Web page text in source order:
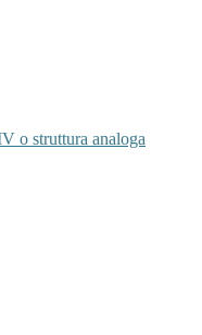
o struttura analoga